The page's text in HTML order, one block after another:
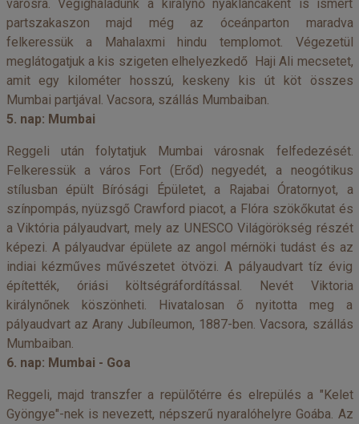
városra. Végighaladunk a királynő nyakláncaként is ismert
partszakaszon majd még az óceánparton maradva
felkeressük a Mahalaxmi hindu templomot. Végezetül
meglátogatjuk a kis szigeten elhelyezkedő Haji Ali mecsetet,
amit egy kilométer hosszú, keskeny kis út köt összes
Mumbai partjával. Vacsora, szállás Mumbaiban.
5. nap: Mumbai
Reggeli után folytatjuk Mumbai városnak felfedezését.
Felkeressük a város Fort (Erőd) negyedét, a neogótikus
stílusban épült Bírósági Épületet, a Rajabai Óratornyot, a
színpompás, nyüzsgő Crawford piacot, a Flóra szökőkutat és
a Viktória pályaudvart, mely az UNESCO Világörökség részét
képezi. A pályaudvar épülete az angol mérnöki tudást és az
indiai kézműves művészetet ötvözi. A pályaudvart tíz évig
építették, óriási költségráfordítással. Nevét Viktoria
királynőnek köszönheti. Hivatalosan ő nyitotta meg a
pályaudvart az Arany Jubíleumon, 1887-ben. Vacsora, szállás
Mumbaiban.
6. nap: Mumbai - Goa
Reggeli, majd transzfer a repülőtérre és elrepülés a "Kelet
Gyöngye"-nek is nevezett, népszerű nyaralóhelyre Goába. Az